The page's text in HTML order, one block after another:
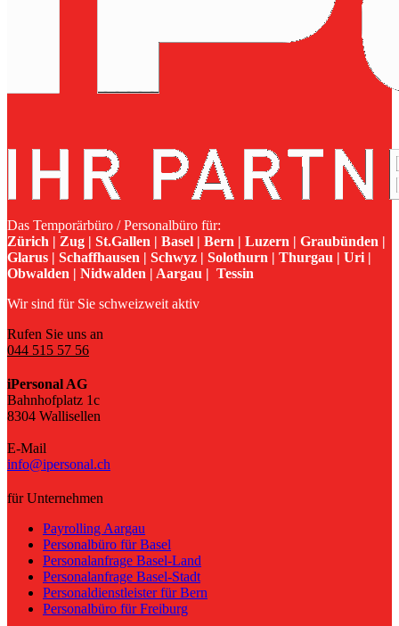
Das Temporärbüro / Personalbüro für:
Zürich | Zug | St.Gallen | Basel | Bern | Luzern | Graubünden |
Glarus | Schaffhausen | Schwyz | Solothurn | Thurgau | Uri |
Obwalden | Nidwalden | Aargau | Tessin
Wir sind für Sie schweizweit aktiv
Rufen Sie uns an
044 515 57 56
iPersonal AG
Bahnhofplatz 1c
8304 Wallisellen
E-Mail
info@ipersonal.ch
für Unternehmen
Payrolling Aargau
Personalbüro für Basel
Personalanfrage Basel-Land
Personalanfrage Basel-Stadt
Personaldienstleister für Bern
Personalbüro für Freiburg